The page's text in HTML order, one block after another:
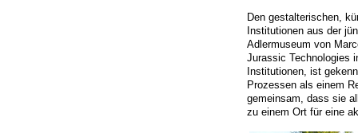
Den gestalterischen,
Institutionen aus der
Adlermuseum von
Jurassic Technologies
Institutionen, ist
Prozessen als einem
gemeinsam, dass sie
zu einem Ort für eine